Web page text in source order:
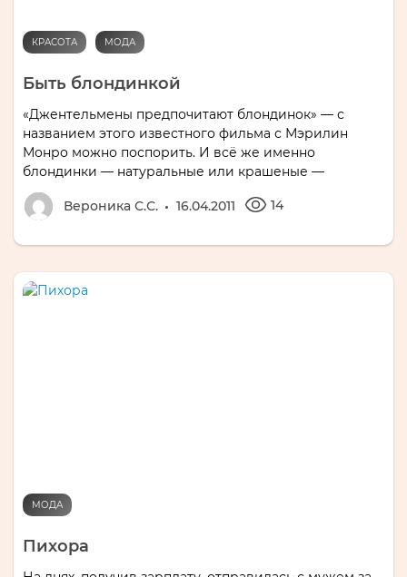
КРАСОТА МОДА
Быть блондинкой
«Джентельмены предпочитают блондинок» — с
названием этого известного фильма с Мэрилин
Монро можно поспорить. И всё же именно
блондинки — натуральные или крашеные —
Вероника С.С. 16.04.2011 14
МОДА
Пихора